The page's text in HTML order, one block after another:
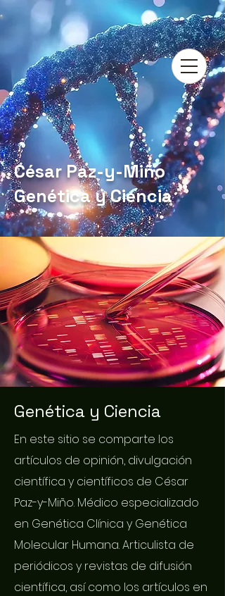
César Paz-y-Miño
Genética y Ciencia
Genética y Ciencia
En este sitio se comparte los
artículos de opinión, divulgación
científica y científicos de César
Paz-y-Miño. Médico especializado
en Genética Clínica y Genética
Molecular Humana. Articulista de
periódicos y revistas de difusión
científica, así como los artículos en